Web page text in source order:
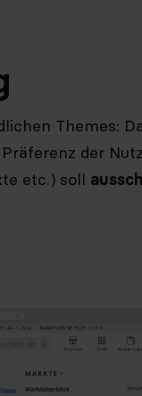
Themes:
der
etc.) soll